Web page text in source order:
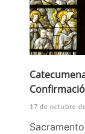
17 de octubre